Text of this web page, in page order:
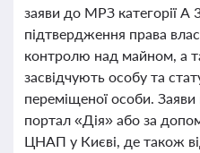
заяви до МРЗ категорії А
підтвердження права
контролю над майном, а
засвідчують особу та
переміщеної особи.
портал «Дія» або за
ЦНАП у Києві, де також